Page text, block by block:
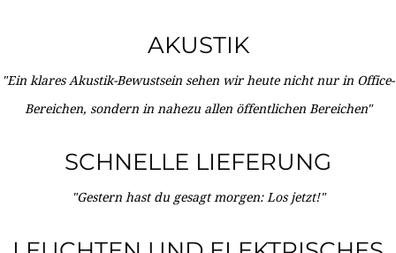
AKUSTIK
"Ein klares Akustik-Bewustsein sehen wir heute nicht nur in Office-
Bereichen, sondern in nahezu allen öffentlichen Bereichen"
SCHNELLE LIEFERUNG
"Gestern hast du gesagt morgen: Los jetzt!"